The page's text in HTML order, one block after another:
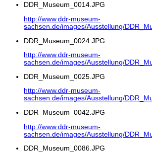
DDR_Museum_0014.JPG
http://www.ddr-museum-
sachsen.de/images/Ausstellung/
DDR_Museum_0024.JPG
http://www.ddr-museum-
sachsen.de/images/Ausstellung/
DDR_Museum_0025.JPG
http://www.ddr-museum-
sachsen.de/images/Ausstellung/
DDR_Museum_0042.JPG
http://www.ddr-museum-
sachsen.de/images/Ausstellung/
DDR_Museum_0086.JPG